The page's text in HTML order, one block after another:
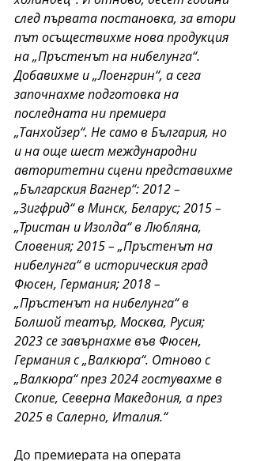
след първата постановка, за втори
път осъществихме нова продукция
на „Пръстенът на нибелунга“.
Добавихме и „Лоенгрин“, а сега
започнахме подготовка на
последната ни премиера
„Танхойзер“. Не само в България, но
и на още шест международни
авторитетни сцени представихме
„Българския Вагнер“: 2012 –
„Зигфрид“ в Минск, Беларус; 2015 –
„Тристан и Изолда“ в Любляна,
Словения; 2015 – „Пръстенът на
нибелунга“ в историческия град
Фюсен, Германия; 2018 –
„Пръстенът на нибелунга“ в
Болшой театър, Москва, Русия;
2023 се завърнахме във Фюсен,
Германия с „Валкюра“. Отново с
„Валкюра“ през 2024 гостувахме в
Скопие, Северна Македония, а през
2025 в Салерно, Италия.“
До премиерата на операта